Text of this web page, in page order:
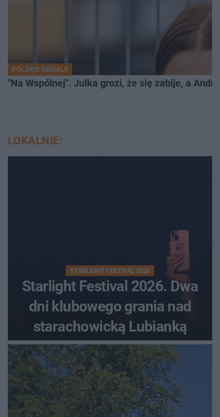
POLSKIE SERIALE
"Na Wspólnej". Julka grozi, że się zabije, a
LOKALNIE:
STARLIGHT FESTIVAL 2026
Starlight Festival 2026. Dwa
dni klubowego grania nad
starachowicką Lubianką